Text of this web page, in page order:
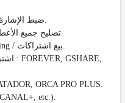
✅ Réglage précis du signal / ضبط الإشارة باحتراف.
✅ Réparation de toutes les pannes / تصليح جميع الأعطال.
✅ Vente d’abonnements IPTV & Sharing / بيع اشتراكات.
ORCA PRO PLUS.
etc.).